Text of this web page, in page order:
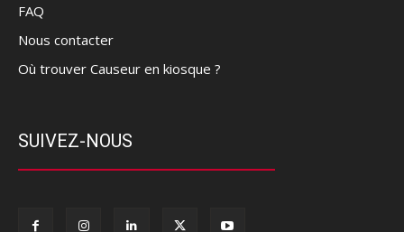
FAQ
Nous contacter
Où trouver Causeur en kiosque ?
SUIVEZ-NOUS